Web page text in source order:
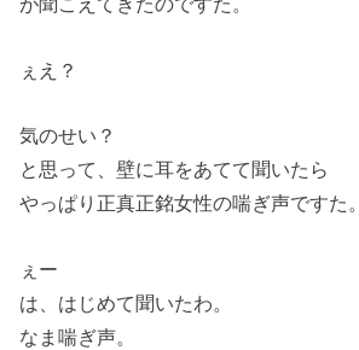
ぇえ？
気のせい？
と思って、壁に耳をあてて聞いたら
やっぱり正真正銘女性の喘ぎ声ですた。
ぇー
は、はじめて聞いたわ。
なま喘ぎ声。